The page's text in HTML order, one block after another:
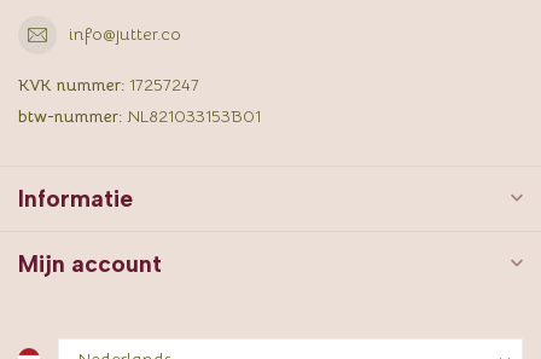
info@jutter.co
KVK nummer: 17257247
btw-nummer: NL821033153B01
Informatie
Mijn account